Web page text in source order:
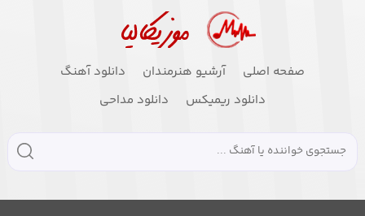
صفحه اصلی آرشیو هنرمندان
دانلود آهنگ
دانلود ریمیکس
دانلود مداحی